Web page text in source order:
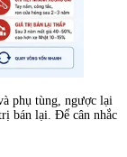
phụ tùng, ngược lại
bán lại. Để cân nhắc